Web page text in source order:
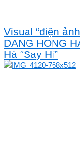
Visual “điện
DANG HONG
Hà “Say Hi”